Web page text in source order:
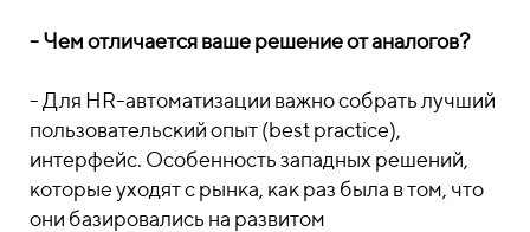
- Чем отличается ваше решение от аналогов?
- Для HR-автоматизации важно собрать лучший
пользовательский опыт (best practice),
интерфейс. Особенность западных решений,
которые уходят с рынка, как раз была в том, что
они базировались на развитом